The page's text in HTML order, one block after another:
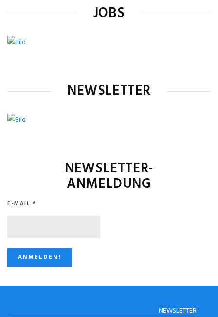
JOBS
NEWSLETTER
NEWSLETTER-
ANMELDUNG
E-MAIL *
NEWSLETTER